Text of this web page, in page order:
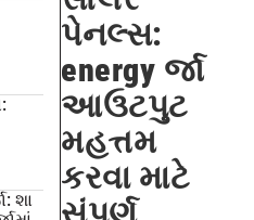
શા
પેનલ્સ:
energy ર્જા
આઉટપુટ
મહત્તમ
કરવા માટે